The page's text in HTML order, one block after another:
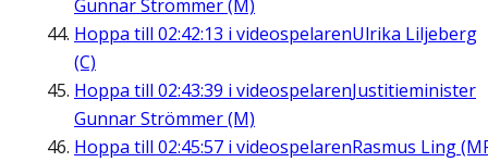
Gunnar Strömmer (M)
Hoppa till 02:42:13 i videospelarenUlrika Liljeberg
(C)
Hoppa till 02:43:39 i videospelarenJustitieminister
Gunnar Strömmer (M)
Hoppa till 02:45:57 i videospelarenRasmus Ling